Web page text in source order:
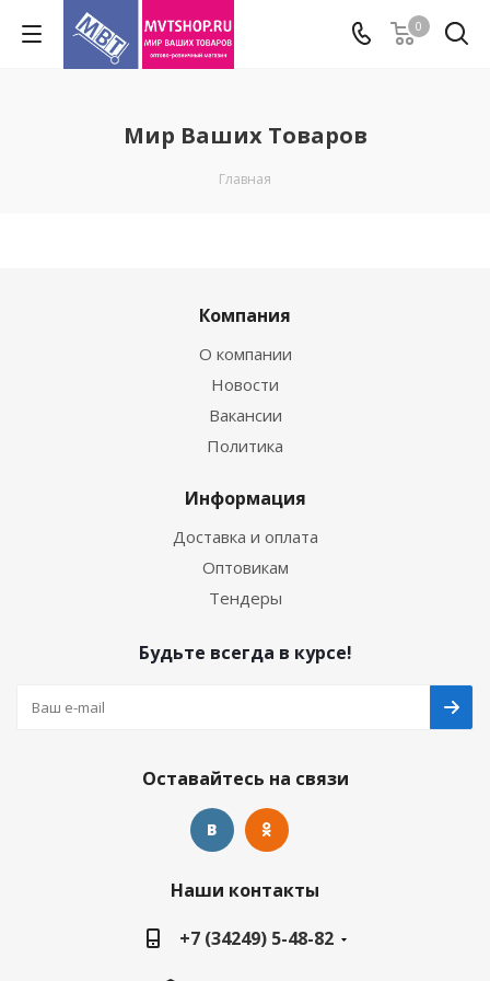
0
Мир Ваших Товаров
Главная
Компания
О компании
Новости
Вакансии
Политика
Информация
Доставка и оплата
Оптовикам
Тендеры
Будьте всегда в курсе!
Оставайтесь на связи
Наши контакты
+7 (34249) 5-48-82